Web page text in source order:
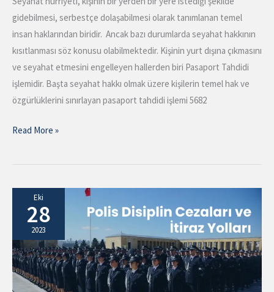
gidebilmesi, serbestçe dolaşabilmesi olarak tanımlanan temel
insan haklarından biridir. Ancak bazı durumlarda seyahat hakkının
kısıtlanması söz konusu olabilmektedir. Kişinin yurt dışına çıkmasını
ve seyahat etmesini engelleyen hallerden biri Pasaport Tahdidi
işlemidir. Başta seyahat hakkı olmak üzere kişilerin temel hak ve
özgürlüklerini sınırlayan pasaport tahdidi işlemi 5682
Read More »
Eki
28
2023
Disiplin
Cezaları